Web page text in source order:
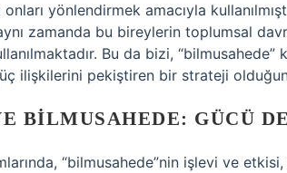
yönlendirmek amacıyla
zamanda bu bireylerin toplumsal
Bu da bizi, “bilmusahede”
ilişkilerini pekiştiren bir strateji
BILMUSAHEDE: GÜCÜ
“bilmusahede”nin işlevi ve